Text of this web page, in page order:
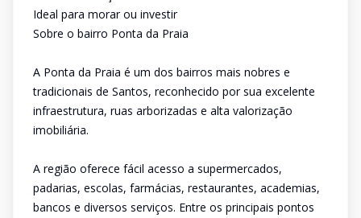
Ideal para morar ou investir
Sobre o bairro Ponta da Praia
A Ponta da Praia é um dos bairros mais nobres e
tradicionais de Santos, reconhecido por sua excelente
infraestrutura, ruas arborizadas e alta valorização
imobiliária.
A região oferece fácil acesso a supermercados,
padarias, escolas, farmácias, restaurantes, academias,
bancos e diversos serviços. Entre os principais pontos